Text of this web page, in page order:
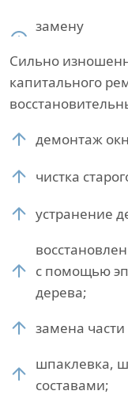
замену
Сильно
капитального
демонтаж
чистка
устранение
с помощью
дерева;
замена
шпаклевка,
составами;